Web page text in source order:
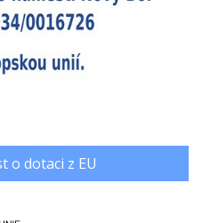
o dotaci z EU